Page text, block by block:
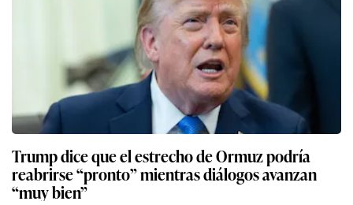
Trump dice que el estrecho de Ormuz podría
reabrirse “pronto” mientras diálogos avanzan
“muy bien”